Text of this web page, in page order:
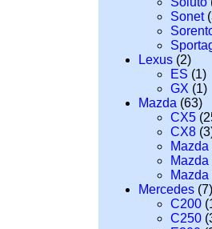
Sonet
Lexus (2)
ES (1)
GX (1)
Mazda (63)
CX5
CX8
Mazda
Mazda
Mazda
Mercedes (7)
C200
C250